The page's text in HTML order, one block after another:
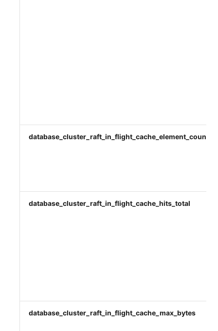
database_cluster_raft_in_flight_cache_element_count
database_cluster_raft_in_flight_cache_hits_total
database_cluster_raft_in_flight_cache_max_bytes